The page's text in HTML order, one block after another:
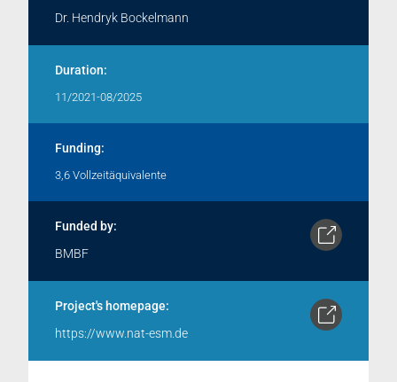
Dr. Hendryk Bockelmann
Duration:
11/2021-08/2025
Funding:
3,6 Vollzeitäquivalente
Funded by:
BMBF
Project's homepage:
https://www.nat-esm.de